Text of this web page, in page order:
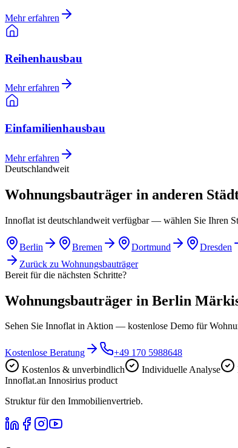
Mehr erfahren
Reihenhausbau
Mehr erfahren
Einfamilienhausbau
Mehr erfahren
Deutschlandweit
Wohnungsbauträger in anderen
Innoflat ist deutschlandweit verfügbar — wählen Sie Ihren
Berlin Bremen Dortmund Dresden
Zurück zu Wohnungsbauträger
Bereit für die nächsten Schritte?
Wohnungsbauträger in Berlin
Sehen Sie Innoflat in Aktion — kostenlose Demo für
Kostenlose Beratung
+49 170 5988648
Kostenlos & unverbindlich
Individuelle Analyse
Innoflat.an Innosirius product
Struktur für den Immobilienvertrieb.